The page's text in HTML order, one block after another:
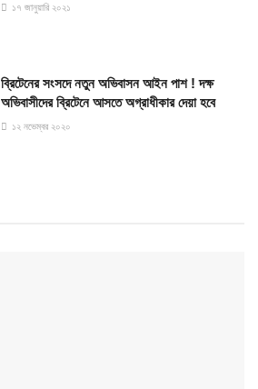
১৭ জানুয়ারি ২০২১
ব্রিটেনের সংসদে নতুন অভিবাসন আইন পাশ ! দক্ষ
অভিবাসীদের ব্রিটেনে আসতে অগ্রাধীকার দেয়া হবে
১২ নভেম্বর ২০২০